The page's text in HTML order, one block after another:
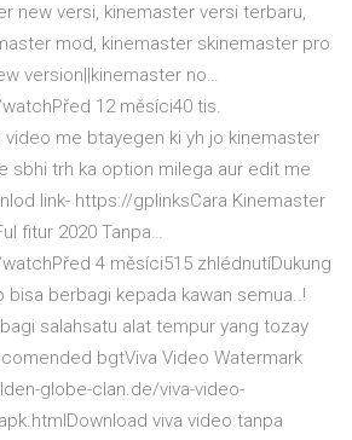
new versi, kinemaster versi terbaru,
mod, kinemaster skinemaster pro
version||kinemaster no…
12 měsíci40 tis.
me btayegen ki yh jo kinemaster
sbhi trh ka option milega aur edit me
link- https://gplinksCara Kinemaster
fitur 2020 Tanpa…
4 měsíci515 zhlédnutíDukung
bisa berbagi kepada kawan semua..!
salahsatu alat tempur yang tozay
bgtViva Video Watermark
globe-clan.de/viva-video-
viva video tanpa